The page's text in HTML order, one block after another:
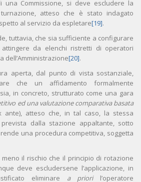
una Commissione, si deve escludere la
atteso che è stato indagato
al servizio da espletare[19].
tuttavia, che sia sufficiente a configurare
da elenchi ristretti di operatori
dell’Amministrazione[20].
aperta, dal punto di vista sostanziale,
che un affidamento formalmente
in concreto, strutturato come una gara
ed una valutazione comparativa basata
ante), atteso che, in tal caso, la stessa
prevista dalla stazione appaltante, sotto
una procedura competitiva, soggetta
il rischio che il principio di rotazione
deve escludersene l’applicazione, in
eliminare a prioril’operatore